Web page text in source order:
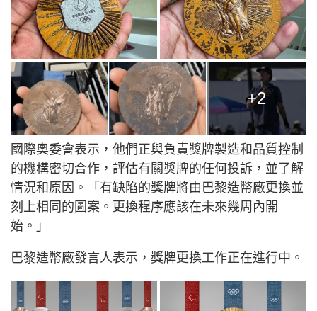
+2
國際奧委會表示，他們正與負責獎牌製造和品質控制
的機構密切合作，評估有關獎牌的任何投訴，並了解
情況和原因。「有缺陷的獎牌將由巴黎造幣廠更換並
刻上相同的圖案。更換程序應該在未來幾周內開
始。」
巴黎造幣廠發言人表示，獎牌更換工作正在進行中。